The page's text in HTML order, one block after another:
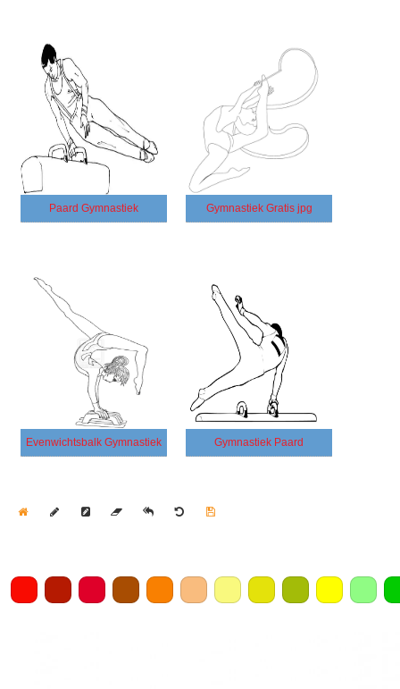
Paard Gymnastiek Gymnastiek Gratis jpg
Evenwichtsbalk Gymnastiek Gymnastiek Paard